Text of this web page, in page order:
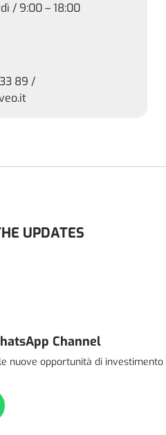
/ 9:00 – 18:00
89 /
UPDATES
Channel
nuove opportunità di investimento